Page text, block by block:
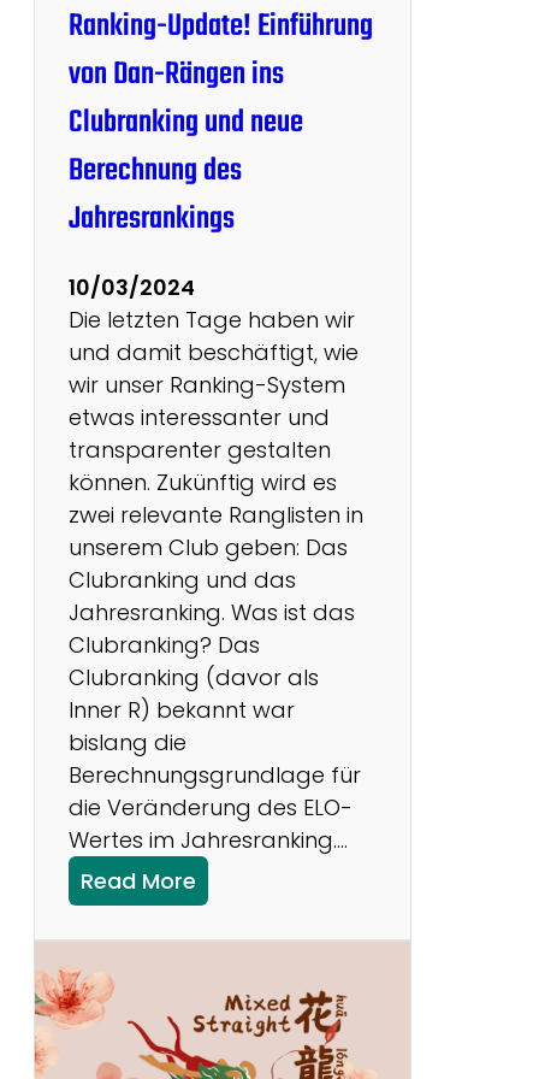
0
Ranking-Update! Einführung
von Dan-Rängen ins
Clubranking und neue
Berechnung des
Jahresrankings
10/03/2024
Die letzten Tage haben wir
und damit beschäftigt, wie
wir unser Ranking-System
etwas interessanter und
transparenter gestalten
können. Zukünftig wird es
zwei relevante Ranglisten in
unserem Club geben: Das
Clubranking und das
Jahresranking. Was ist das
Clubranking? Das
Clubranking (davor als
Inner R) bekannt war
bislang die
Berechnungsgrundlage für
die Veränderung des ELO-
Wertes im Jahresranking.…
Read More
R
a
k
i